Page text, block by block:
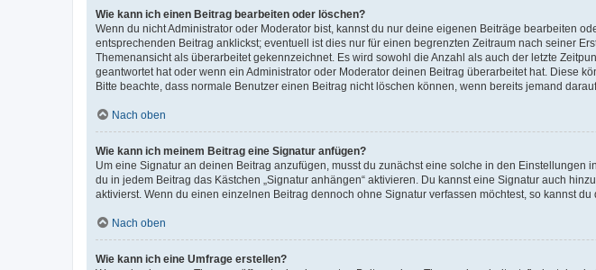
Wie kann ich einen Beitrag bearbeiten oder löschen?
Wenn du nicht Administrator oder Moderator bist, kannst du nur deine eigenen Beiträge bearbeiten
entsprechenden Beitrag anklickst; eventuell ist dies nur für einen begrenzten Zeitraum nach seiner
Themenansicht als überarbeitet gekennzeichnet. Es wird sowohl die Anzahl als auch der letzte
geantwortet hat oder wenn ein Administrator oder Moderator deinen Beitrag überarbeitet hat. Diese
Bitte beachte, dass normale Benutzer einen Beitrag nicht löschen können, wenn bereits jemand
Nach oben
Wie kann ich meinem Beitrag eine Signatur anfügen?
Um eine Signatur an deinen Beitrag anzufügen, musst du zunächst eine solche in den
du in jedem Beitrag das Kästchen „Signatur anhängen“ aktivieren. Du kannst eine Signatur auch
aktivierst. Wenn du einen einzelnen Beitrag dennoch ohne Signatur verfassen möchtest, so kannst
Nach oben
Wie kann ich eine Umfrage erstellen?